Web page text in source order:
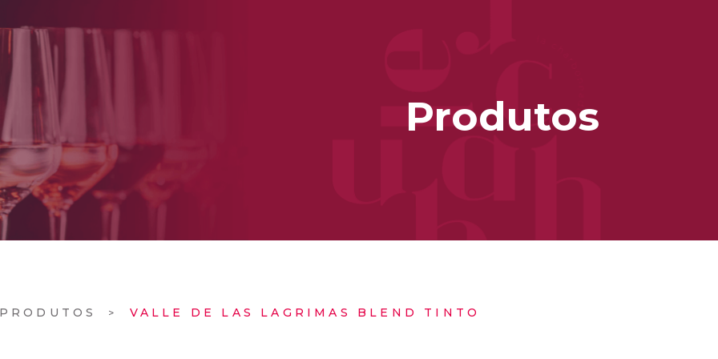
Produtos
VALLE DE LAS LAGRIMAS BLEND TINTO